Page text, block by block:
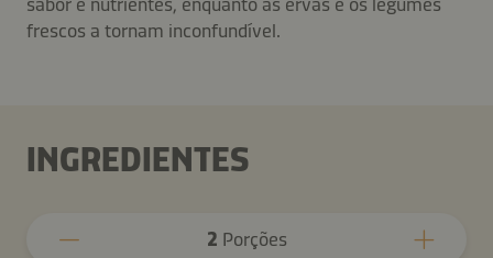
frescos a tornam inconfundível.
INGREDIENTES
2 Porções